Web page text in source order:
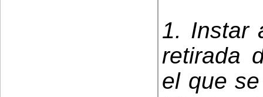
1. Instar
retirada
el que